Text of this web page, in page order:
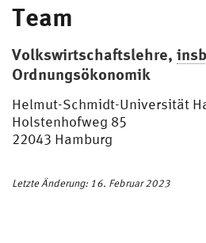
Team
Volkswirtschaftslehre,
Ordnungsökonomik
Helmut-Schmidt-Universität
Holstenhofweg 85
22043 Hamburg
Letzte Änderung: 16. Februar 2023